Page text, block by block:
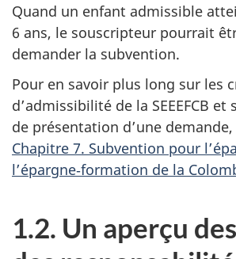
Quand un enfant admissible
6 ans, le souscripteur pourrait
demander la subvention.
Pour en savoir plus long sur les
d’admissibilité de la SEEEFCB et
de présentation d’une
Chapitre 7. Subvention pour
l’épargne‑formation de la
1.2. Un aperçu